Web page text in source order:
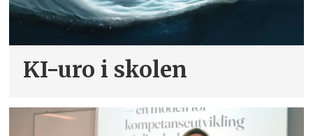
KI-uro i skolen